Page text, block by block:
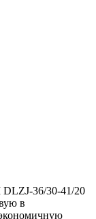
36/30-41/20
в